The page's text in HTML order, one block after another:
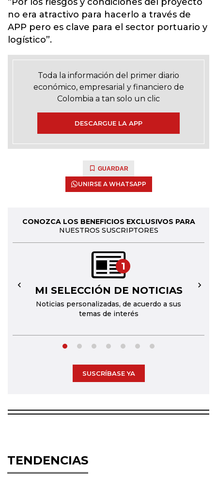
no era atractivo para hacerlo a través de
APP pero es clave para el sector portuario y
logístico”.
Toda la información del primer diario
económico, empresarial y financiero de
Colombia a tan solo un clic
DESCARGUE LA APP
GUARDAR
UNIRSE A WHATSAPP
CONOZCA LOS BENEFICIOS EXCLUSIVOS PARA
NUESTROS SUSCRIPTORES
1
MI SELECCIÓN DE NOTICIAS
Noticias personalizadas, de acuerdo a sus
temas de interés
← →
SUSCRÍBASE YA
TENDENCIAS